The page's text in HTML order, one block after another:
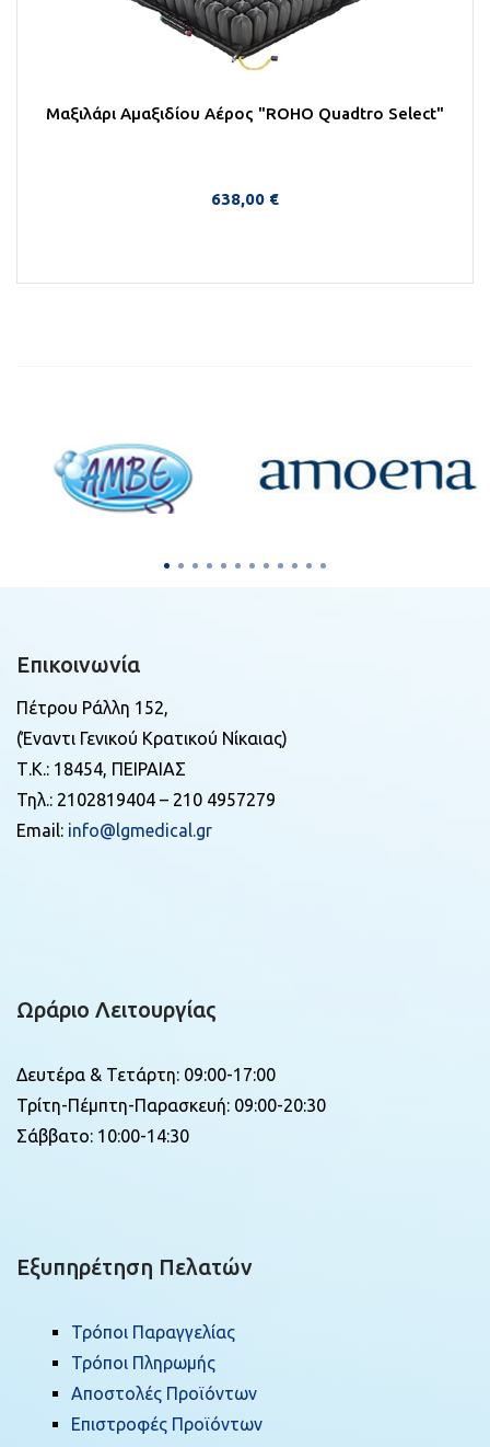
Μαξιλάρι Αμαξιδίου Αέρος "ROHO Quadtro Select"
638,00 €
Επικοινωνία
Πέτρου Ράλλη 152,
(Έναντι Γενικού Κρατικού Νίκαιας)
Τ.Κ.: 18454, ΠΕΙΡΑΙΑΣ
Τηλ.: 2102819404 – 210 4957279
Email: info@lgmedical.gr
Ωράριο Λειτουργίας
Δευτέρα & Τετάρτη: 09:00-17:00
Τρίτη-Πέμπτη-Παρασκευή: 09:00-20:30
Σάββατο: 10:00-14:30
Εξυπηρέτηση Πελατών
Τρόποι Παραγγελίας
Τρόποι Πληρωμής
Αποστολές Προϊόντων
Επιστροφές Προϊόντων